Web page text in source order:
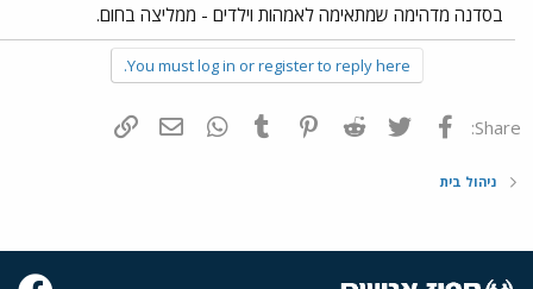
בסדנה מדהימה שמתאימה לאמהות וילדים - ממליצה בחום.
You must log in or register to reply here.
Share: פייסבוק Twitter
Reddit
Pinterest
Tumblr
WhatsAppדואר אלקטרוני
ניהול בית